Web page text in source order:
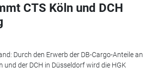
CTS Köln und DCH
Durch den Erwerb der DB-Cargo-Anteile an
der DCH in Düsseldorf wird die HGK